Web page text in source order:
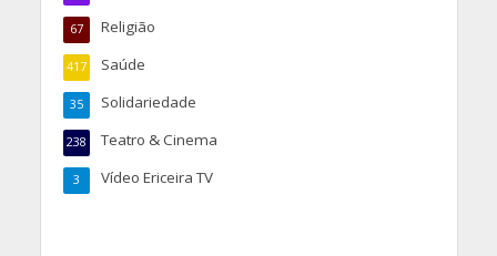
Religião
67
Saúde
417
Solidariedade
35
Teatro & Cinema
238
Vídeo Ericeira TV
3